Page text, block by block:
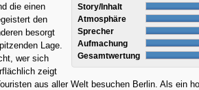
Story/Inhalt
Atmosphäre
Sprecher
Aufmachung
Gesamtwertung
die einen
den
besorgt
Lage.
wer sich
zeigt
aus aller Welt besuchen Berlin. Als ein